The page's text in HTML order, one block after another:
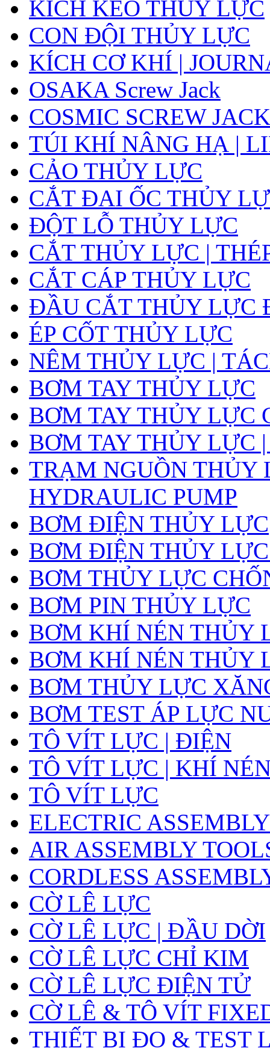
KÍCH KÉO THỦY LỰC
CON ĐỘI THỦY LỰC
KÍCH CƠ KHÍ |
OSAKA Screw Jack
COSMIC SCREW JACK
TÚI KHÍ NÂNG HẠ |
CẢO THỦY LỰC
CẮT ĐAI ỐC THỦY
ĐỘT LỖ THỦY LỰC
CẮT THỦY LỰC |
CẮT CÁP THỦY LỰC
ĐẦU CẮT THỦY LỰC
ÉP CỐT THỦY LỰC
NÊM THỦY LỰC |
BƠM TAY THỦY LỰC
BƠM TAY THỦY LỰC
BƠM TAY THỦY LỰC
TRẠM NGUỒN THỦY
HYDRAULIC PUMP
BƠM ĐIỆN THỦY LỰC
BƠM ĐIỆN THỦY
BƠM THỦY LỰC
BƠM PIN THỦY LỰC
BƠM KHÍ NÉN THỦY
BƠM KHÍ NÉN THỦY
BƠM THỦY LỰC
BƠM TEST ÁP LỰC
TÔ VÍT LỰC | ĐIỆN
TÔ VÍT LỰC | KHÍ
TÔ VÍT LỰC
ELECTRIC
AIR ASSEMBLY
CORDLESS
CỜ LÊ LỰC
CỜ LÊ LỰC | ĐẦU DỜI
CỜ LÊ LỰC CHỈ KIM
CỜ LÊ LỰC ĐIỆN TỬ
CỜ LÊ & TÔ VÍT
THIẾT BỊ ĐO & TEST